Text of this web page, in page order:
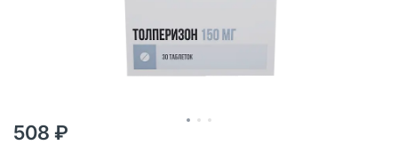
508 ₽